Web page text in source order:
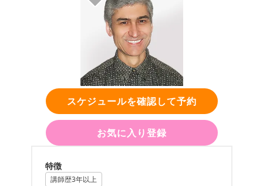
スケジュールを確認して予約
お気に入り登録
特徴
講師歴3年以上